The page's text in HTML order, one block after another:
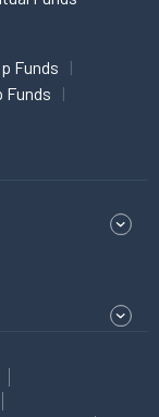
Funds
Funds